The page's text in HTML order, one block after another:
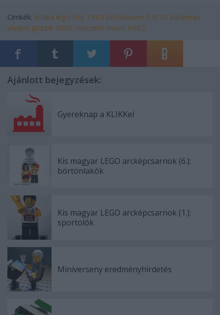
Címkék: kritika lego city 1985 betonkeverő 9/10 bateman
olvasó játszik 7990 concrete mixer 6682
Ajánlott bejegyzések:
Gyereknap a KLIKKel
Kis magyar LEGO arcképcsarnok (6.):
börtönlakók
Kis magyar LEGO arcképcsarnok (1.):
sportolók
Miniverseny eredményhirdetés